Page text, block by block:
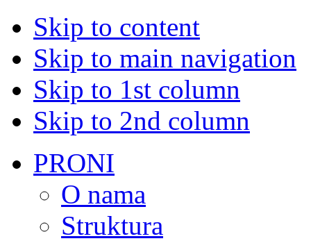
Skip to content
Skip to main navigation
Skip to 1st column
Skip to 2nd column
PRONI
O nama
Struktura